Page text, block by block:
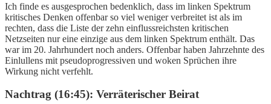
Ich finde es ausgesprochen bedenklich, dass im linken Spektrum
kritisches Denken offenbar so viel weniger verbreitet ist als im
rechten, dass die Liste der zehn einflussreichsten kritischen
Netzseiten nur eine einzige aus dem linken Spektrum enthält. Das
war im 20. Jahrhundert noch anders. Offenbar haben Jahrzehnte des
Einlullens mit pseudoprogressiven und woken Sprüchen ihre
Wirkung nicht verfehlt.
Nachtrag (16:45): Verräterischer Beirat